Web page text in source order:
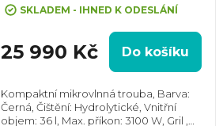
SKLADEM - IHNED K ODESLÁNÍ
25 990 Kč Do košíku
Kompaktní mikrovlnná trouba, Barva:
Černá, Čištění: Hydrolytické, Vnitřní
objem: 36 l, Max. příkon: 3100 W, Gril ,